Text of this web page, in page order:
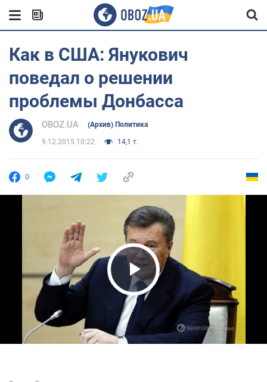
Как в США: Янукович
поведал о решении
проблемы Донбасса
OBOZ.UA (Архив) Политика
9.12.2015 10:22 14,1 т.
0
Play Video